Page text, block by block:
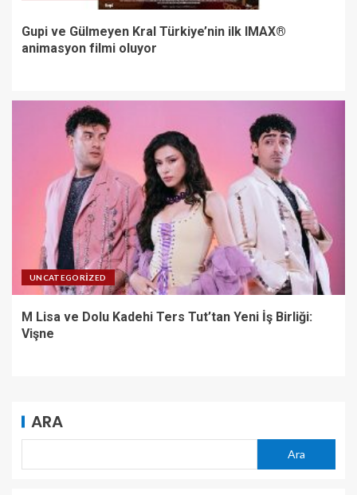
Gupi ve Gülmeyen Kral Türkiye’nin ilk IMAX®
animasyon filmi oluyor
UNCATEGORIZED
M Lisa ve Dolu Kadehi Ters Tut’tan Yeni İş Birliği:
Vişne
ARA
Ara